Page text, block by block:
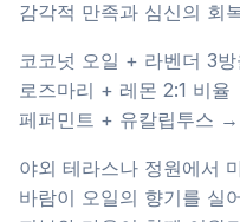
감각적 만족과 심신의 회
코코넛 오일 + 라벤더 3
로즈마리 + 레몬 2:1 비
페퍼민트 + 유칼립투스
야외 테라스나 정원에서
바람이 오일의 향기를 실